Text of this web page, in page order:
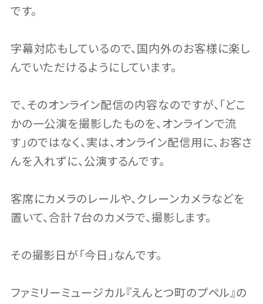
です。
字幕対応もしているので、国内外のお客様に楽し
んでいただけるようにしています。
で、そのオンライン配信の内容なのですが、「どこ
かの一公演を撮影したものを、オンラインで流
す」のではなく、実は、オンライン配信用に、お客さ
んを入れずに、公演するんです。
客席にカメラのレールや、クレーンカメラなどを
置いて、合計７台のカメラで、撮影します。
その撮影日が「今日」なんです。
ファミリーミュージカル『えんとつ町のプペル』の